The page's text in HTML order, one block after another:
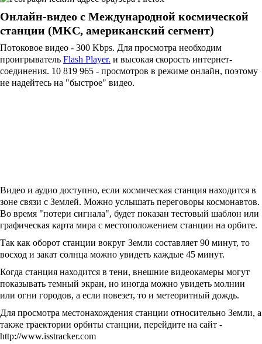
Онлайн-видео с Международной космической
станции (МКС, американский сегмент)
Потоковое видео - 300 Kbps. Для просмотра необходим
проигрыватель Flash Player. и высокая скорость интернет-
соединения. 10 819 965 - просмотров в режиме онлайн, поэтому
не надейтесь на "быстрое" видео.
Видео и аудио доступно, если космическая станция находится в
зоне связи с Землей. Можно услышать переговоры космонавтов.
Во время "потери сигнала", будет показан тестовый шаблон или
графическая карта мира с местоположением станции на орбите.
Так как оборот станции вокруг Земли составляет 90 минут, то
восход и закат солнца можно увидеть каждые 45 минут.
Когда станция находится в тени, внешние видеокамеры могут
показывать темный экран, но иногда можно увидеть молнии
или огни городов, а если повезет, то и метеоритный дождь.
Для просмотра местонахождения станции относительно Земли, а
также траектории орбиты станции, перейдите на сайт -
http://www.isstracker.com